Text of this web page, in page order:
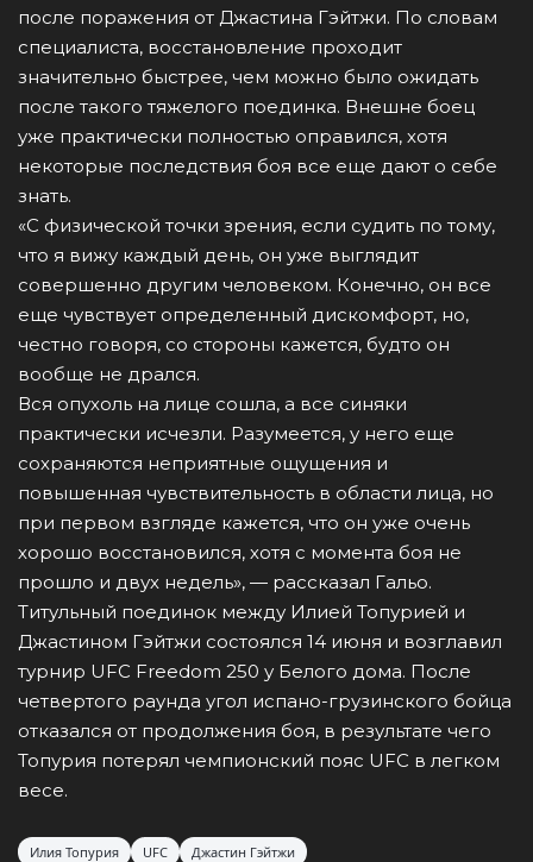
после поражения от Джастина Гэйтжи. По словам
специалиста, восстановление проходит
значительно быстрее, чем можно было ожидать
после такого тяжелого поединка. Внешне боец
уже практически полностью оправился, хотя
некоторые последствия боя все еще дают о себе
знать.
«С физической точки зрения, если судить по тому,
что я вижу каждый день, он уже выглядит
совершенно другим человеком. Конечно, он все
еще чувствует определенный дискомфорт, но,
честно говоря, со стороны кажется, будто он
вообще не дрался.
Вся опухоль на лице сошла, а все синяки
практически исчезли. Разумеется, у него еще
сохраняются неприятные ощущения и
повышенная чувствительность в области лица, но
при первом взгляде кажется, что он уже очень
хорошо восстановился, хотя с момента боя не
прошло и двух недель», — рассказал Гальо.
Титульный поединок между Илией Топурией и
Джастином Гэйтжи состоялся 14 июня и возглавил
турнир UFC Freedom 250 у Белого дома. После
четвертого раунда угол испано-грузинского бойца
отказался от продолжения боя, в результате чего
Топурия потерял чемпионский пояс UFC в легком
весе.
Илия Топурия UFC Джастин Гэйтжи